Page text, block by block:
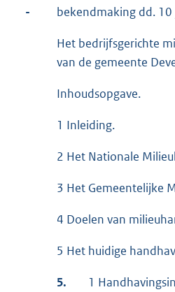
- bekendmaking dd.
Het bedrijfsgerichte
van de gemeente
Inhoudsopgave.
1 Inleiding.
2 Het Nationale
3 Het Gemeentelijke
4 Doelen van
5 Het huidige
5. 1